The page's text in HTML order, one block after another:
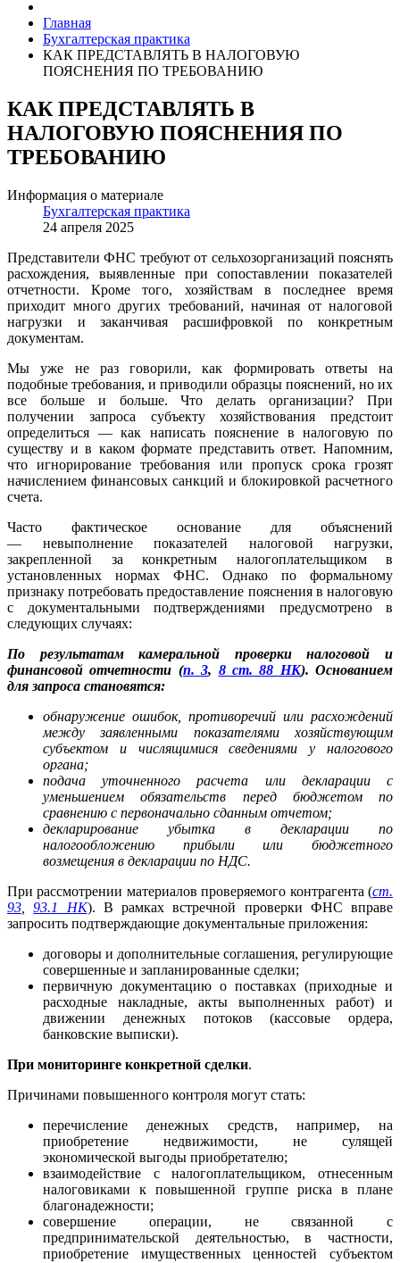
Главная
Бухгалтерская практика
КАК ПРЕДСТАВЛЯТЬ В НАЛОГОВУЮ
ПОЯСНЕНИЯ ПО ТРЕБОВАНИЮ
КАК ПРЕДСТАВЛЯТЬ В
НАЛОГОВУЮ ПОЯСНЕНИЯ ПО
ТРЕБОВАНИЮ
Информация о материале
Бухгалтерская практика
24 апреля 2025
Представители ФНС требуют от сельхозорганизаций пояснять
расхождения, выявленные при сопоставлении показателей
отчетности. Кроме того, хозяйствам в последнее время
приходит много других требований, начиная от налоговой
нагрузки и заканчивая расшифровкой по конкретным
документам.
Мы уже не раз говорили, как формировать ответы на
подобные требования, и приводили образцы пояснений, но их
все больше и больше. Что делать организации? При
получении запроса субъекту хозяйствования предстоит
определиться — как написать пояснение в налоговую по
существу и в каком формате представить ответ. Напомним,
что игнорирование требования или пропуск срока грозят
начислением финансовых санкций и блокировкой расчетного
счета.
Часто фактическое основание для объяснений
— невыполнение показателей налоговой нагрузки,
закрепленной за конкретным налогоплательщиком в
установленных нормах ФНС. Однако по формальному
признаку потребовать предоставление пояснения в налоговую
с документальными подтверждениями предусмотрено в
следующих случаях:
По результатам камеральной проверки налоговой и
финансовой отчетности (п. 3, 8 ст. 88 НК). Основанием
для запроса становятся:
обнаружение ошибок, противоречий или расхождений
между заявленными показателями хозяйствующим
субъектом и числящимися сведениями у налогового
органа;
подача уточненного расчета или декларации с
уменьшением обязательств перед бюджетом по
сравнению с первоначально сданным отчетом;
декларирование убытка в декларации по
налогообложению прибыли или бюджетного
возмещения в декларации по НДС.
При рассмотрении материалов проверяемого контрагента (ст.
93 ,93.1 НК). В рамках встречной проверки ФНС вправе
запросить подтверждающие документальные приложения:
договоры и дополнительные соглашения, регулирующие
совершенные и запланированные сделки;
первичную документацию о поставках (приходные и
расходные накладные, акты выполненных работ) и
движении денежных потоков (кассовые ордера,
банковские выписки).
При мониторинге конкретной сделки.
Причинами повышенного контроля могут стать:
перечисление денежных средств, например, на
приобретение недвижимости, не сулящей
экономической выгоды приобретателю;
взаимодействие с налогоплательщиком, отнесенным
налоговиками к повышенной группе риска в плане
благонадежности;
совершение операции, не связанной с
предпринимательской деятельностью, в частности,
приобретение имущественных ценностей субъектом